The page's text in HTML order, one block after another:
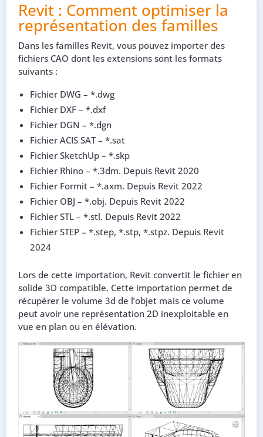
Revit : Comment optimiser la
représentation des familles
Dans les familles Revit, vous pouvez importer des
fichiers CAO dont les extensions sont les formats
suivants :
Fichier DWG – *.dwg
Fichier DXF – *.dxf
Fichier DGN – *.dgn
Fichier ACIS SAT – *.sat
Fichier SketchUp – *.skp
Fichier Rhino – *.3dm. Depuis Revit 2020
Fichier Formit – *.axm. Depuis Revit 2022
Fichier OBJ – *.obj. Depuis Revit 2022
Fichier STL – *.stl. Depuis Revit 2022
Fichier STEP – *.step, *.stp, *.stpz. Depuis Revit
2024
Lors de cette importation, Revit convertit le fichier en
solide 3D compatible. Cette importation permet de
récupérer le volume 3d de l’objet mais ce volume
peut avoir une représentation 2D inexploitable en
vue en plan ou en élévation.